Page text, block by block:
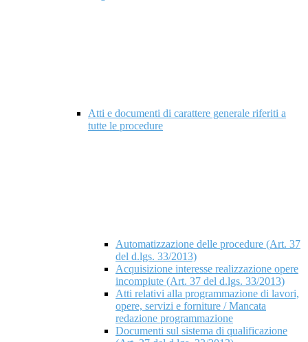
Atti e documenti di carattere generale riferiti a
tutte le procedure
Automatizzazione delle procedure (Art. 37
del d.lgs. 33/2013)
Acquisizione interesse realizzazione opere
incompiute (Art. 37 del d.lgs. 33/2013)
Atti relativi alla programmazione di lavori,
opere, servizi e forniture / Mancata
redazione programmazione
Documenti sul sistema di qualificazione